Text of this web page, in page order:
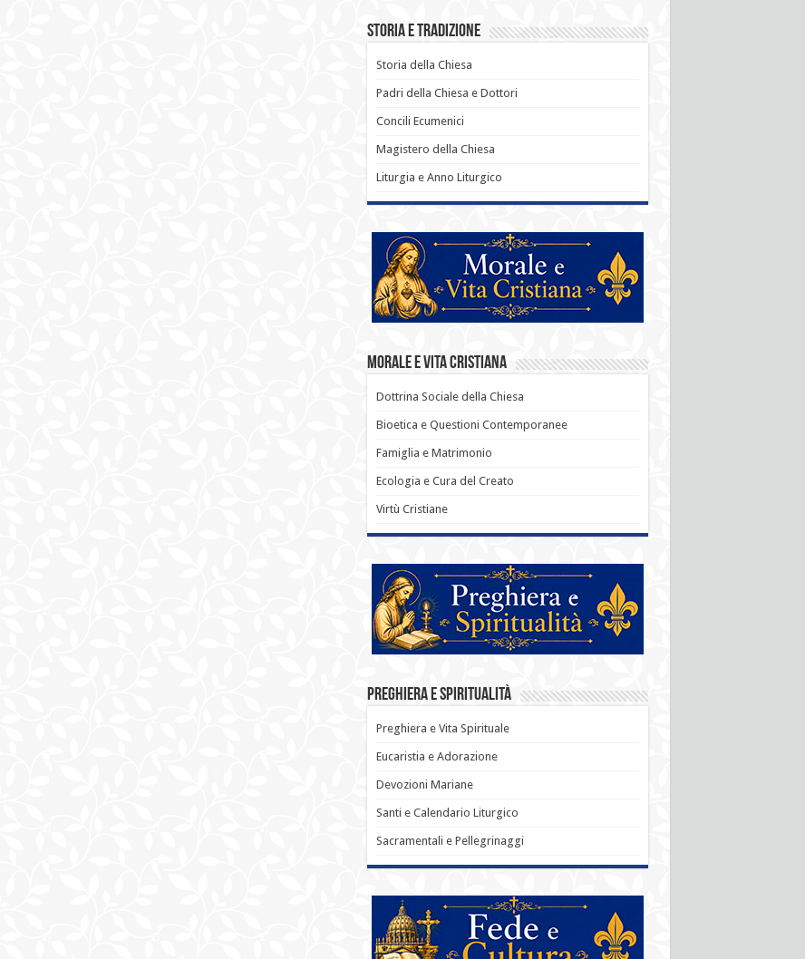
Storia e Tradizione
Storia della Chiesa
Padri della Chiesa e Dottori
Concili Ecumenici
Magistero della Chiesa
Liturgia e Anno Liturgico
Morale e Vita Cristiana
Dottrina Sociale della Chiesa
Bioetica e Questioni Contemporanee
Famiglia e Matrimonio
Ecologia e Cura del Creato
Virtù Cristiane
Preghiera e Spiritualità
Preghiera e Vita Spirituale
Eucaristia e Adorazione
Devozioni Mariane
Santi e Calendario Liturgico
Sacramentali e Pellegrinaggi